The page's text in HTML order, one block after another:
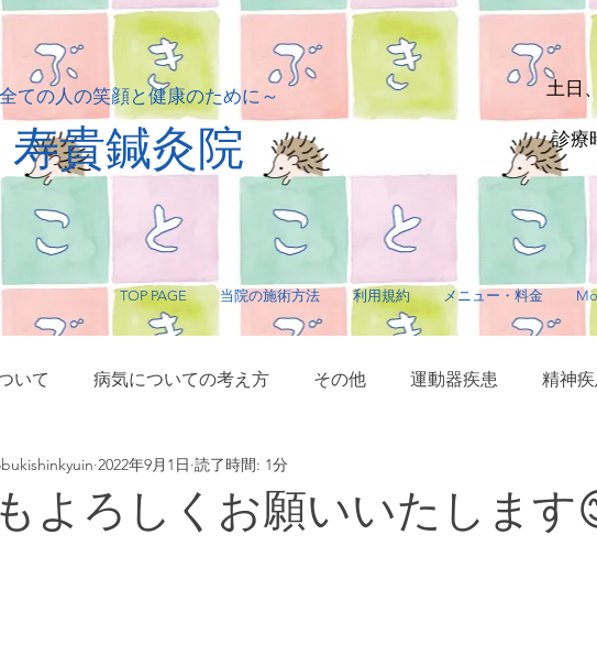
ての人の笑顔と健康のために～
​寿貴鍼灸院
土日
診療
TOP PAGE 当院の施術方法 利用規約 メニュー・料金
いて 病気についての考え方 その他 運動器疾患 精神
集 マッサージ・指圧 毛髪に関する疾患
よろしくお願いいたします
2022年9月1日 読了時間: 1分